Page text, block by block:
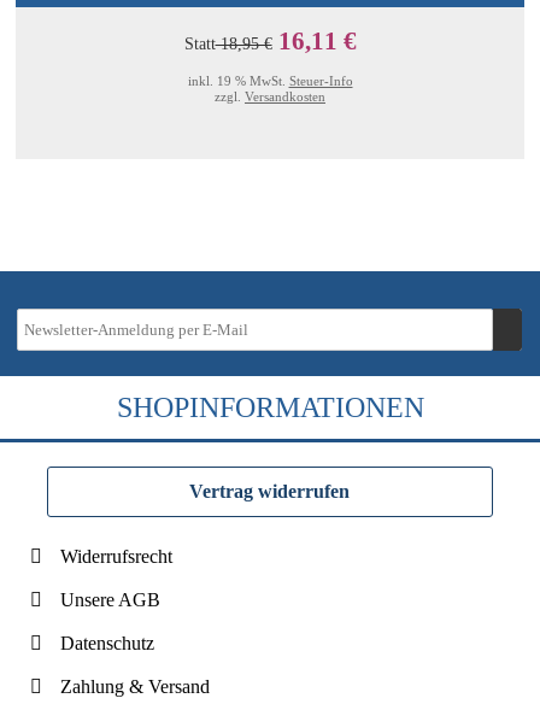
Statt18,95 € 16,11 €
inkl. 19 % MwSt. Steuer-Info
zzgl. Versandkosten
SHOPINFORMATIONEN
Vertrag widerrufen
Widerrufsrecht
Unsere AGB
Datenschutz
Zahlung & Versand